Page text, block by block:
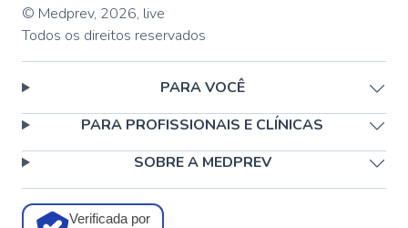
© Medprev, 2026, live
Todos os direitos reservados
PARA VOCÊ
PARA PROFISSIONAIS E CLÍNICAS
SOBRE A MEDPREV
Verificada por